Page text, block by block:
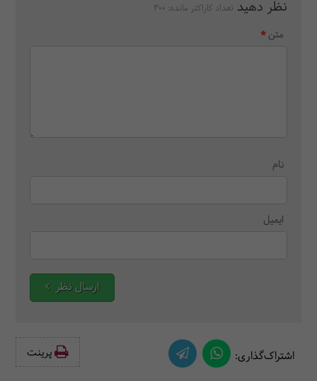
نظر دهید تعداد کاراکتر مانده: 300
متن
نام
ایمیل
ارسال نظر
اشتراک‌گذاری: پرینت‌